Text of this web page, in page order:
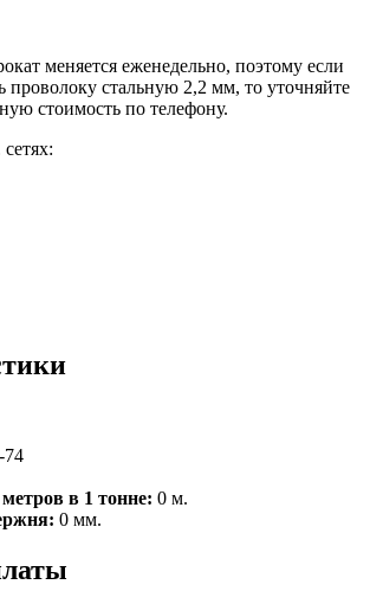
меняется еженедельно, поэтому если
проволоку стальную 2,2 мм, то уточняйте
стоимость по телефону.
74
в 1 тонне: 0 м.
0 мм.